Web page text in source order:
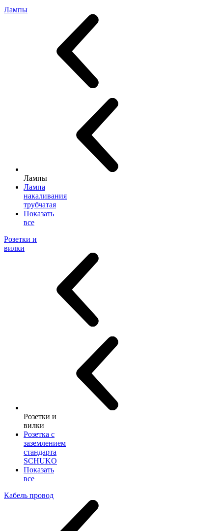
Лампы
Лампы
Лампа
накаливания
трубчатая
Показать
все
Розетки и
вилки
Розетки и
вилки
Розетка с
заземлением
стандарта
SCHUKO
Показать
все
Кабель провод